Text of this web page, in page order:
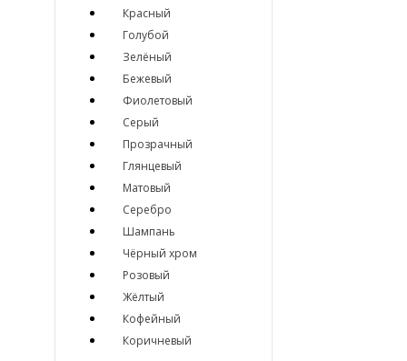
Красный
Голубой
Зелёный
Бежевый
Фиолетовый
Серый
Прозрачный
Глянцевый
Матовый
Серебро
Шампань
Чёрный хром
Розовый
Жёлтый
Кофейный
Коричневый